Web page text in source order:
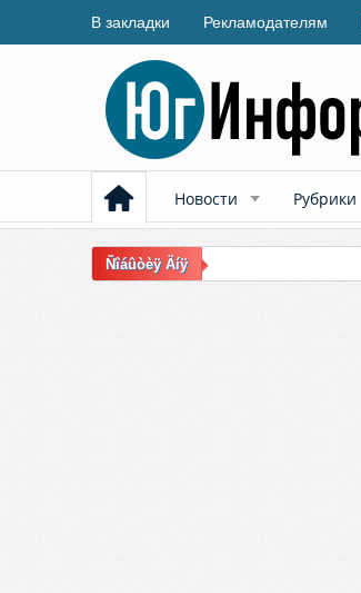
В закладки Рекламодателям
Новости Рубрики
Ñîáûòèÿ Äíÿ